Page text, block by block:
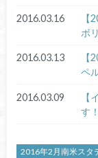
2016.03.16
【
ボ
2016.03.13
【
ペ
2016.03.09
【
す！
2016年2月南米スタ